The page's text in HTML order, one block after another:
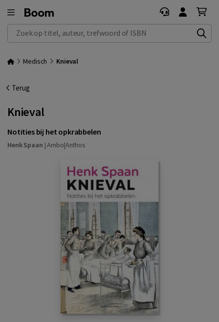
Zoek op titel, auteur, trefwoord of ISBN
Medisch Knieval
Terug
Knieval
Notities bij het opkrabbelen
Henk Spaan |Ambo|Anthos